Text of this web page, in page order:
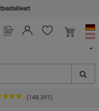
(148.391)